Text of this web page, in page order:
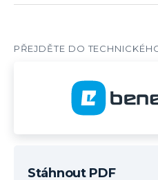
Stáhnout PDF